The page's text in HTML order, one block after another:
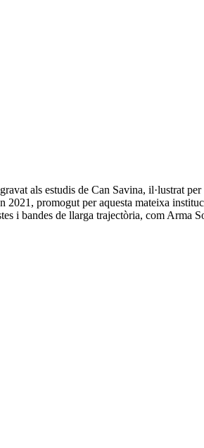
als estudis de Can Savina, il·lustrat
2021, promogut per aquesta mateixa
i bandes de llarga trajectòria, com Arma